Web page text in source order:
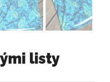
listy